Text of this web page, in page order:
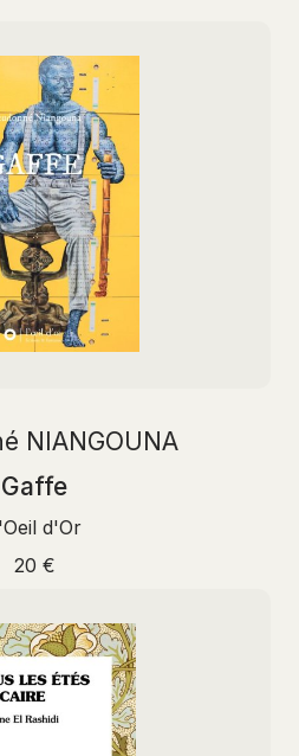
NIANGOUNA
Gaffe
d'Or
20 €